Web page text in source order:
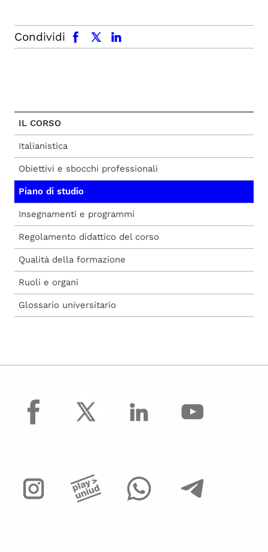
Condividi
facebook x.com linkedin
IL CORSO
Italianistica
Obiettivi e sbocchi professionali
Piano di studio
Insegnamenti e programmi
Regolamento didattico del corso
Qualità della formazione
Ruoli e organi
Glossario universitario
facebook